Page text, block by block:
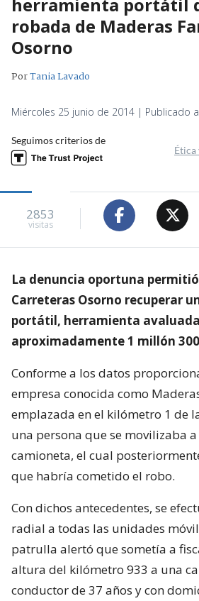
robada de Maderas
Osorno
PorTania Lavado
Miércoles 25 junio de 2014 | Publicado
Seguimos criterios de
Ética
2853
visitas
La denuncia oportuna
Carreteras Osorno recuperar
portátil, herramienta
aproximadamente 1 millón
Conforme a los datos
empresa conocida como
emplazada en el kilómetro 1 de
una persona que se movilizaba
camioneta, el cual
que habría cometido el robo.
Con dichos antecedentes, se
radial a todas las unidades
patrulla alertó que sometía a
altura del kilómetro 933 a una
conductor de 37 años y con